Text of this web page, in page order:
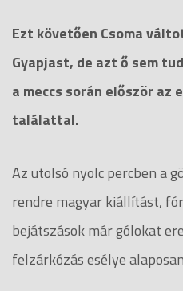
Ezt követően Csoma
Gyapjast, de azt ő sem
a meccs során először az
találattal.
Az utolsó nyolc percben a
rendre magyar kiállítást,
bejátszások már gólokat
felzárkózás esélye